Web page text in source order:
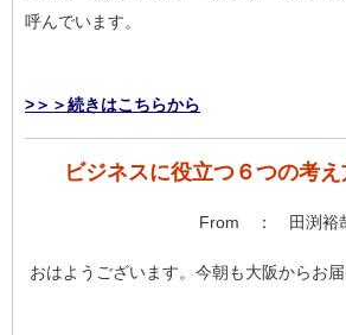
呼んでいます。
>＞＞続きはこちらから
ビジネスに役立つ６つの考え
From ： 田渕裕
おはようございます。今朝も大阪からお届